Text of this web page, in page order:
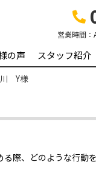
営業時間：
の声 スタッフ紹介
川 Y様
際、どのような行動